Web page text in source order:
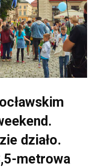
działo.
metrowa